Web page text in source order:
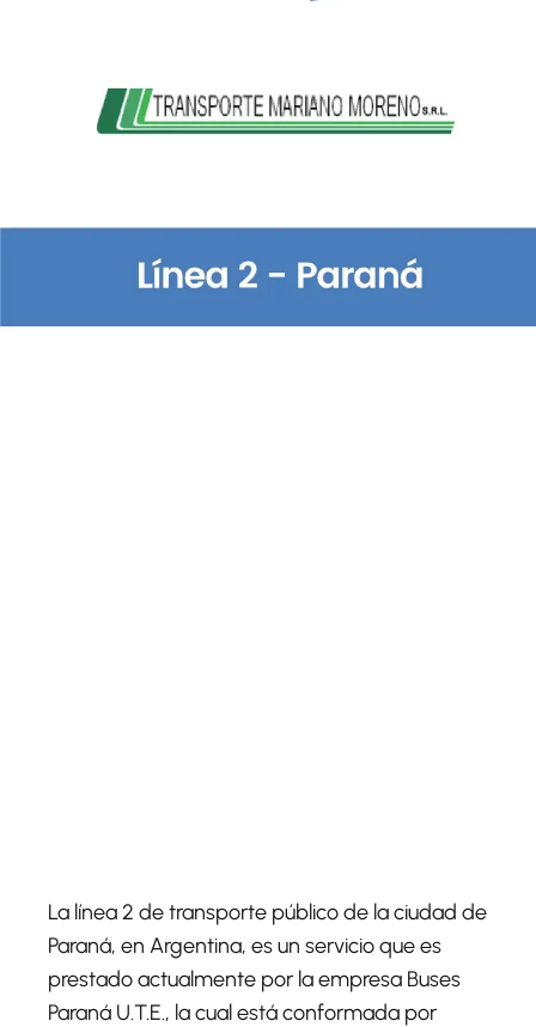
La línea 2 de transporte público de la ciudad de
Paraná, en Argentina, es un servicio que es
prestado actualmente por la empresa Buses
Paraná U.T.E., la cual está conformada por